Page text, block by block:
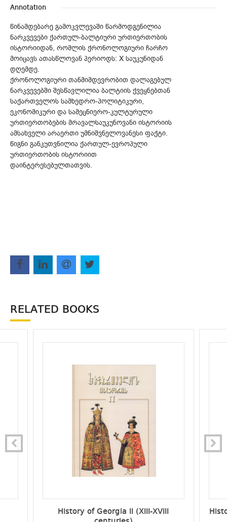
Annotation
წინამდებარე გამოკვლევაში წარმოდგენილია
ნარკვევები ქართულ-ბალტიური ურთიერთობის
ისტორიიდან, რომლის ქრონოლოგიური ჩარჩო
მოიცავს ათასწლოვან პერიოდს: X საუკუნიდან
დღემდე.
ქრონოლოგიური თანმიმდევრობით დალაგებულ
ნარკვევებში შესწავლილია ბალტიის ქვეყნებთან
საქართველოს სამხედრო-პოლიტიკური,
ეკონომიკური და სამეცნიერო-კულტურული
ურთიერთობების მრავალსაუკუნოვანი ისტორიის
ამსახველი არაერთი უმნიშვნელოვანესი ფაქტი.
წიგნი განკუთვნილია ქართულ-ევროპული
ურთიერთობის ისტორიით
დაინტერესებულთათვის.
RELATED BOOKS
History of Georgia II (XIII-XVIII